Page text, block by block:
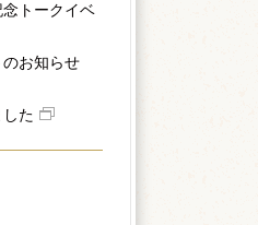
トークイベ
お知らせ
た